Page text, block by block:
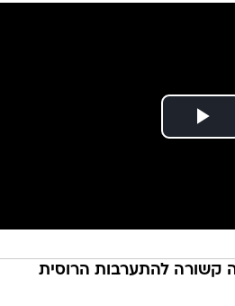
קשורה להתערבות הרוסית